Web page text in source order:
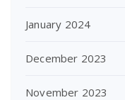
January 2024
December 2023
November 2023